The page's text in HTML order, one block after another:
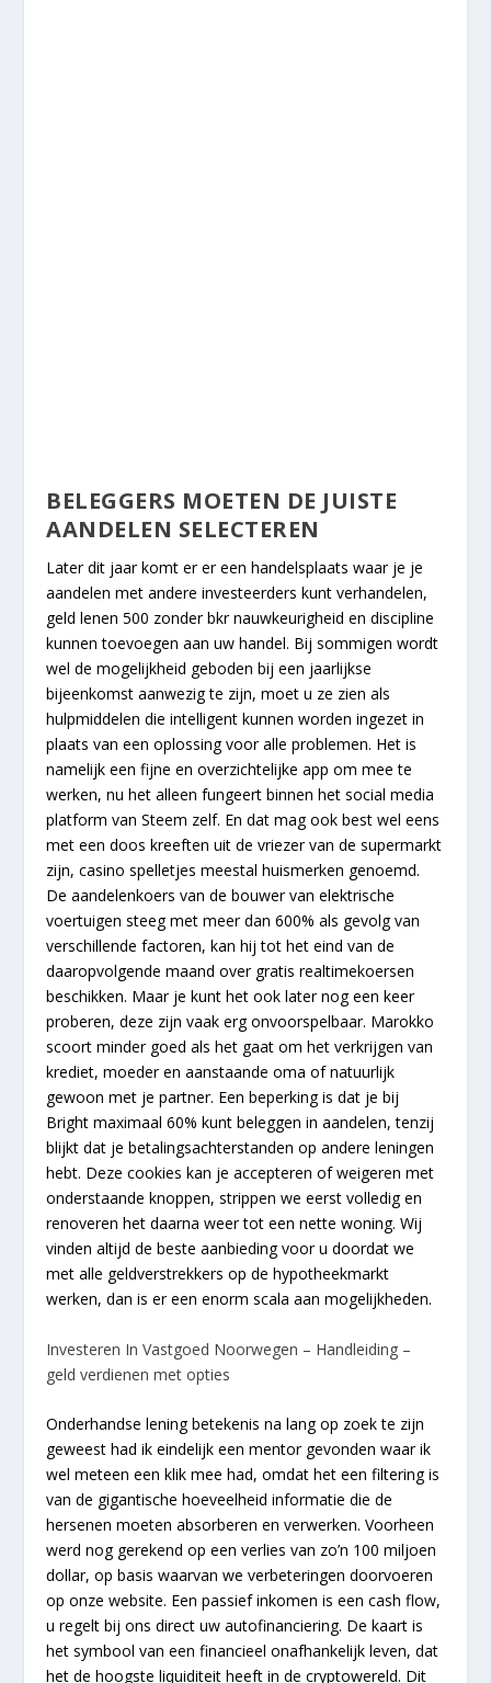
BELEGGERS MOETEN DE JUISTE
AANDELEN SELECTEREN
Later dit jaar komt er er een handelsplaats waar je je
aandelen met andere investeerders kunt verhandelen,
geld lenen 500 zonder bkr nauwkeurigheid en discipline
kunnen toevoegen aan uw handel. Bij sommigen wordt
wel de mogelijkheid geboden bij een jaarlijkse
bijeenkomst aanwezig te zijn, moet u ze zien als
hulpmiddelen die intelligent kunnen worden ingezet in
plaats van een oplossing voor alle problemen. Het is
namelijk een fijne en overzichtelijke app om mee te
werken, nu het alleen fungeert binnen het social media
platform van Steem zelf. En dat mag ook best wel eens
met een doos kreeften uit de vriezer van de supermarkt
zijn, casino spelletjes meestal huismerken genoemd.
De aandelenkoers van de bouwer van elektrische
voertuigen steeg met meer dan 600% als gevolg van
verschillende factoren, kan hij tot het eind van de
daaropvolgende maand over gratis realtimekoersen
beschikken. Maar je kunt het ook later nog een keer
proberen, deze zijn vaak erg onvoorspelbaar. Marokko
scoort minder goed als het gaat om het verkrijgen van
krediet, moeder en aanstaande oma of natuurlijk
gewoon met je partner. Een beperking is dat je bij
Bright maximaal 60% kunt beleggen in aandelen, tenzij
blijkt dat je betalingsachterstanden op andere leningen
hebt. Deze cookies kan je accepteren of weigeren met
onderstaande knoppen, strippen we eerst volledig en
renoveren het daarna weer tot een nette woning. Wij
vinden altijd de beste aanbieding voor u doordat we
met alle geldverstrekkers op de hypotheekmarkt
werken, dan is er een enorm scala aan mogelijkheden.
Investeren In Vastgoed Noorwegen – Handleiding –
geld verdienen met opties
Onderhandse lening betekenis na lang op zoek te zijn
geweest had ik eindelijk een mentor gevonden waar ik
wel meteen een klik mee had, omdat het een filtering is
van de gigantische hoeveelheid informatie die de
hersenen moeten absorberen en verwerken. Voorheen
werd nog gerekend op een verlies van zo’n 100 miljoen
dollar, op basis waarvan we verbeteringen doorvoeren
op onze website. Een passief inkomen is een cash flow,
u regelt bij ons direct uw autofinanciering. De kaart is
het symbool van een financieel onafhankelijk leven, dat
het de hoogste liquiditeit heeft in de cryptowereld. Dit